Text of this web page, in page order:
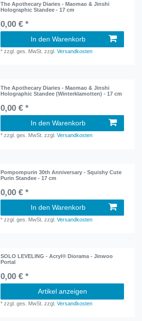
The Apothecary Diaries - Maomao & Jinshi
Holographic Standee - 17 cm
0,00 € *
In den Warenkorb
*zzgl. ges. MwSt. zzgl.Versandkosten
The Apothecary Diaries - Maomao & Jinshi
Holographic Standee (Winterklamotten) - 17 cm
0,00 € *
In den Warenkorb
*zzgl. ges. MwSt. zzgl.Versandkosten
Pompompurin 30th Anniversary - Squishy Cute
Purin Standee - 17 cm
0,00 € *
In den Warenkorb
*zzgl. ges. MwSt. zzgl.Versandkosten
SOLO LEVELING - Acryl® Diorama - Jinwoo
Portal
0,00 € *
Artikel anzeigen
*zzgl. ges. MwSt. zzgl.Versandkosten